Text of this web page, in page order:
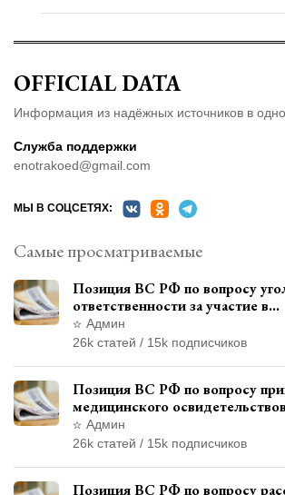
OFFICIAL DATA
Информация из надёжных источников в
Служба поддержки
enotrakoed@gmail.com
МЫ В СОЦСЕТЯХ:
Самые просматриваемые
Позиция ВС РФ по вопросу
ответственности за участие в
террористической организации
официального признания
Админ
26k статей / 15k подписчиков
Позиция ВС РФ по вопросу
медицинского
военнослужащих при
службы
Админ
26k статей / 15k подписчиков
Позиция ВС РФ по вопросу